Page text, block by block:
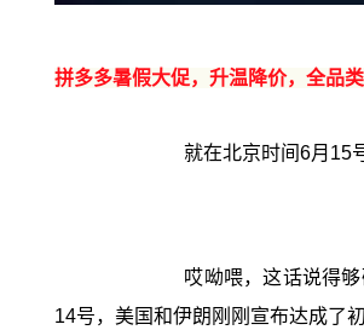
拼多多暑假大促，升温降价，全品
就在北京时间6月15
哎呦喂，这话说得
14号，美国和伊朗刚刚宣布达成了